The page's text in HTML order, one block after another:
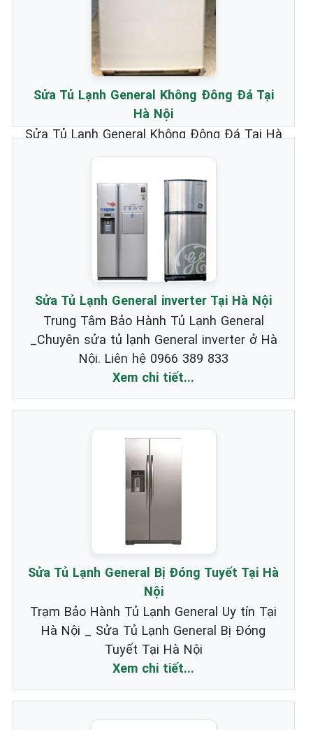
Sửa Tủ Lạnh General Không Đông Đá Tại
Hà Nội
Sửa Tủ Lạnh General Không Đông Đá Tại Hà
Xem chi tiết...
Sửa Tủ Lạnh General inverter Tại Hà Nội
Trung Tâm Bảo Hành Tủ Lạnh General
_Chuyên sửa tủ lạnh General inverter ở Hà
Nội. Liên hệ 0966 389 833
Xem chi tiết...
Sửa Tủ Lạnh General Bị Đóng Tuyết Tại Hà
Nội
Trạm Bảo Hành Tủ Lạnh General Uy tín Tại
Hà Nội _ Sửa Tủ Lạnh General Bị Đóng
Tuyết Tại Hà Nội
Xem chi tiết...